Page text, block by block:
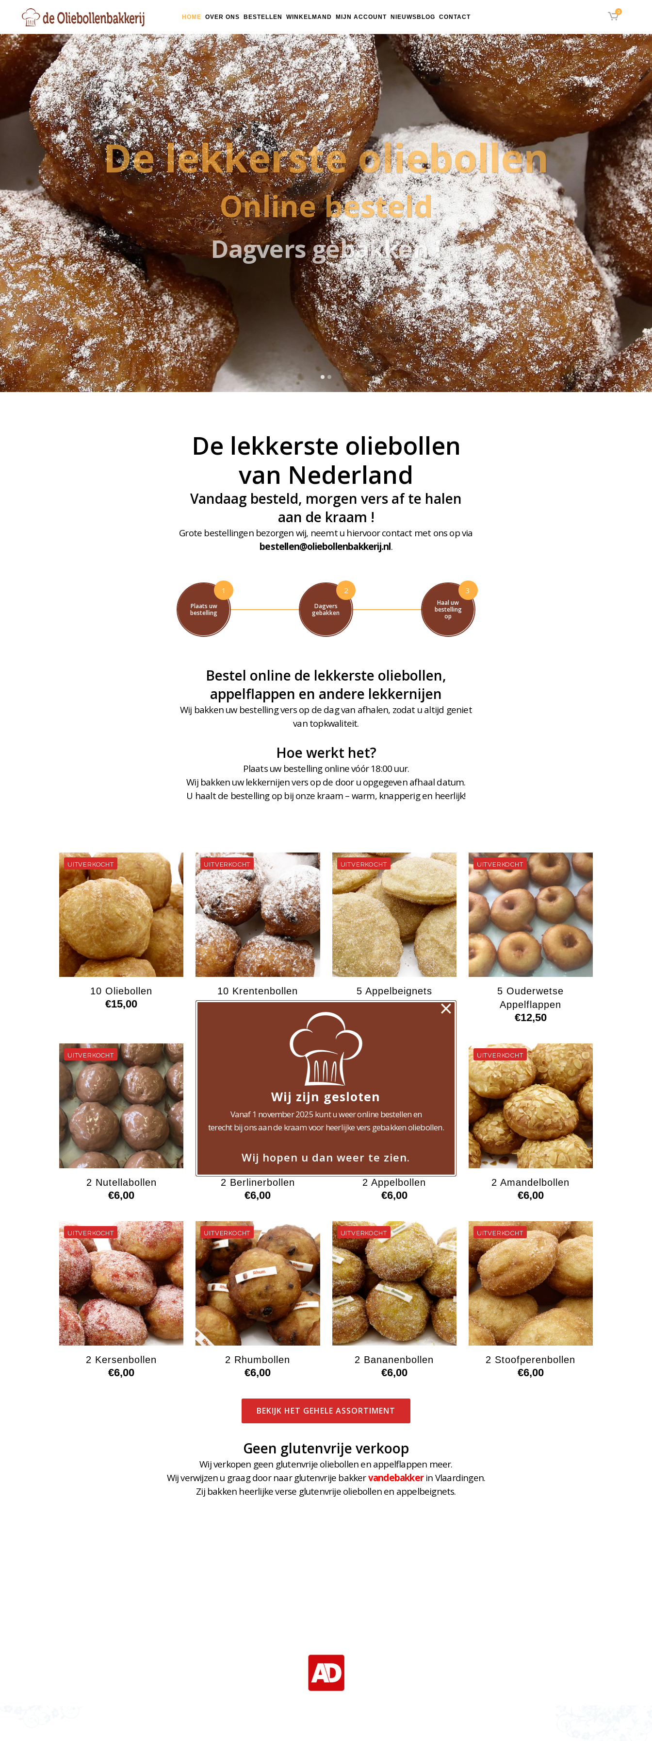
0
HOME OVER ONS BESTELLEN WINKELMAND MIJN ACCOUNT NIEUWSBLOG CONTACT
De lekkerste oliebollen
van Nederland
Vandaag besteld, morgen vers af te halen
aan de kraam !
Grote bestellingen bezorgen wij, neemt u hiervoor contact met ons op via
bestellen@oliebollenbakkerij.nl.
1
Plaats uw
bestelling
2
Dagvers
gebakken
3
Haal uw
bestelling
op
Bestel online de lekkerste oliebollen,
appelflappen en andere lekkernijen
Wij bakken uw bestelling vers op de dag van afhalen, zodat u altijd geniet
van topkwaliteit.
Hoe werkt het?
Plaats uw bestelling online vóór 18:00 uur.
Wij bakken uw lekkernijen vers op de door u opgegeven afhaal datum.
U haalt de bestelling op bij onze kraam – warm, knapperig en heerlijk!
10 Oliebollen
€15,00
10 Krentenbollen
€15,00
5 Appelbeignets
€13,75
5 Ouderwetse
Appelflappen
€12,50
2 Nutellabollen
€6,00
2 Berlinerbollen
€6,00
2 Appelbollen
€6,00
2 Amandelbollen
€6,00
2 Kersenbollen
€6,00
2 Rhumbollen
€6,00
2 Bananenbollen
€6,00
2 Stoofperenbollen
€6,00
BEKIJK HET GEHELE ASSORTIMENT
Geen glutenvrije verkoop
Wij verkopen geen glutenvrije oliebollen en appelflappen meer.
Wij verwijzen u graag door naar glutenvrije bakkervandebakkerin Vlaardingen.
Zij bakken heerlijke verse glutenvrije oliebollen en appelbeignets.
Wij zijn gesloten
Vanaf 1 november 2025 kunt u weer online bestellen en
terecht bij ons aan de kraam voor heerlijke vers gebakken oliebollen.
Wij hopen u dan weer te zien.
×